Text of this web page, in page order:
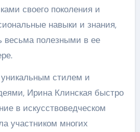
своего поколения и
навыки и знания,
весьма полезными в ее
стилем и
Ирина Клинская быстро
в искусствоведческом
участником многих